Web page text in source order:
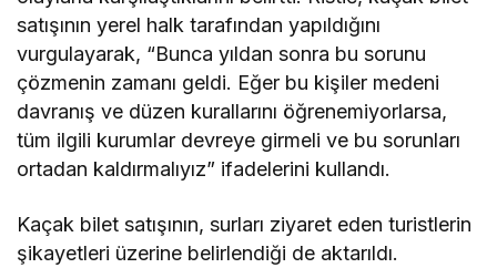
satışının yerel halk tarafından yapıldığını
vurgulayarak, “Bunca yıldan sonra bu sorunu
çözmenin zamanı geldi. Eğer bu kişiler medeni
davranış ve düzen kurallarını öğrenemiyorlarsa,
tüm ilgili kurumlar devreye girmeli ve bu sorunları
ortadan kaldırmalıyız” ifadelerini kullandı.
Kaçak bilet satışının, surları ziyaret eden turistlerin
şikayetleri üzerine belirlendiği de aktarıldı.